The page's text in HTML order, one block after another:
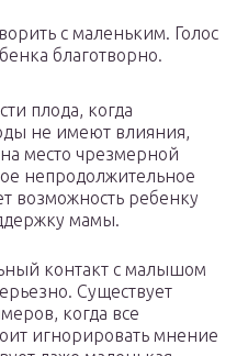
с маленьким. Голос
благотворно.
плода, когда
не имеют влияния,
место чрезмерной
непродолжительное
возможность ребенку
мамы.
контакт с малышом
Существует
когда все
игнорировать мнение